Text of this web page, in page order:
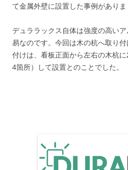
て金属外壁に設置した事例がありま
デュララックス自体は強度の高い
易なのです。今回は木の杭へ取り
付けは、看板正面から左右の木杭
4箇所）して設置とのことでした。